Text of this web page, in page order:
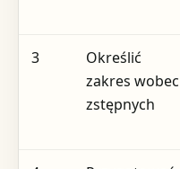
3
Określić
zakres wobec
zstępnych